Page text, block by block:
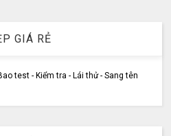
GIÁ RẺ
test - Kiểm tra - Lái thử - Sang tên